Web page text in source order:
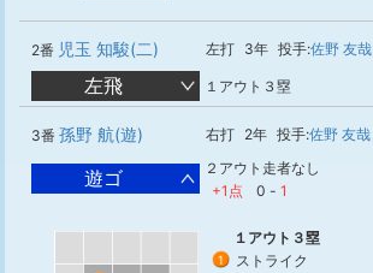
2番 児玉 知駿(二) 左打 3年 投手:佐野 友哉
左飛 １アウト３塁
3番 孫野 航(遊) 右打 2年 投手:佐野 友哉
遊ゴ
２アウト走者なし
+1点
0 - 1
１アウト３塁
1 ストライク